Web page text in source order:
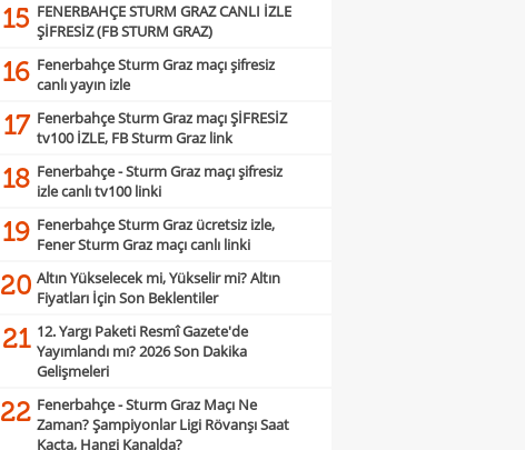
15 FENERBAHÇE STURM GRAZ CANLI İZLE
ŞİFRESİZ (FB STURM GRAZ)
16 Fenerbahçe Sturm Graz maçı şifresiz
canlı yayın izle
17 Fenerbahçe Sturm Graz maçı ŞİFRESİZ
tv100 İZLE, FB Sturm Graz link
18 Fenerbahçe - Sturm Graz maçı şifresiz
izle canlı tv100 linki
19 Fenerbahçe Sturm Graz ücretsiz izle,
Fener Sturm Graz maçı canlı linki
20 Altın Yükselecek mi, Yükselir mi? Altın
Fiyatları İçin Son Beklentiler
21 12. Yargı Paketi Resmî Gazete'de
Yayımlandı mı? 2026 Son Dakika
Gelişmeleri
22 Fenerbahçe - Sturm Graz Maçı Ne
Zaman? Şampiyonlar Ligi Rövanşı Saat
Kaçta, Hangi Kanalda?